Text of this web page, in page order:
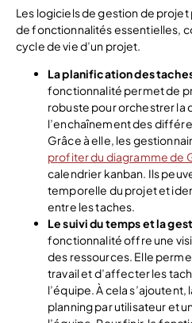
Les logiciels de gestion de
de fonctionnalités essentielles,
cycle de vie d’un projet.
La planification des
fonctionnalité permet de
robuste pour orchestrer la
l’enchaînement des
Grâce à elle, les
profiter du diagramme de
calendrier kanban. Ils
temporelle du projet et
entre les taches.
Le suivi du temps et la
fonctionnalité offre une
des ressources. Elle
travail et d’affecter les
l’équipe. À cela s’ajoutent,
planning par utilisateur et